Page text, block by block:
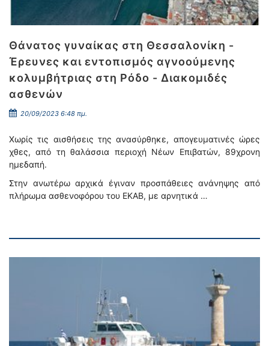
Θάνατος γυναίκας στη Θεσσαλονίκη -
Έρευνες και εντοπισμός αγνοούμενης
κολυμβήτριας στη Ρόδο - Διακομιδές
ασθενών
20/09/2023 6:48 πμ.
Χωρίς τις αισθήσεις της ανασύρθηκε, απογευματινές ώρες
χθες, από τη θαλάσσια περιοχή Νέων Επιβατών, 89χρονη
ημεδαπή.
Στην ανωτέρω αρχικά έγιναν προσπάθειες ανάνηψης από
πλήρωμα ασθενοφόρου του ΕΚΑΒ, με αρνητικά …